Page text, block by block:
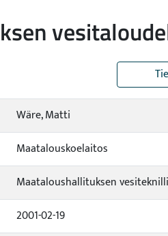
Wäre, Matti
Maatalouskoelaitos
Maataloushallituksen
2001-02-19